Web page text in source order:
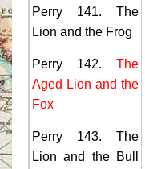
Perry 141. The
Lion and the Frog
Perry 142. The
Aged Lion and the
Fox
Perry 143. The
Lion and the Bull